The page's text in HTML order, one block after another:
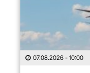
07.08.2026 - 10:00